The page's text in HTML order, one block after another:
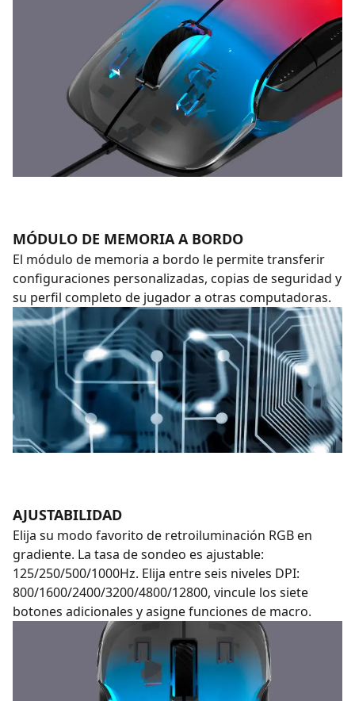
MÓDULO DE MEMORIA A BORDO
El módulo de memoria a bordo le permite transferir
configuraciones personalizadas, copias de seguridad y
su perfil completo de jugador a otras computadoras.
AJUSTABILIDAD
Elija su modo favorito de retroiluminación RGB en
gradiente. La tasa de sondeo es ajustable:
125/250/500/1000Hz. Elija entre seis niveles DPI:
800/1600/2400/3200/4800/12800, vincule los siete
botones adicionales y asigne funciones de macro.